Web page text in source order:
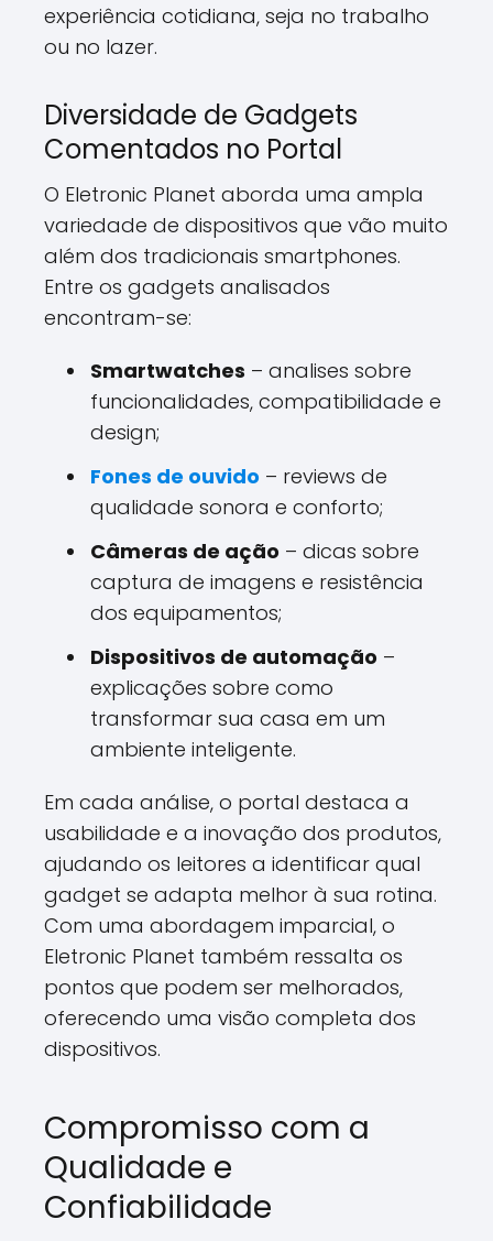
experiência cotidiana, seja no trabalho
ou no lazer.
Diversidade de Gadgets
Comentados no Portal
O Eletronic Planet aborda uma ampla
variedade de dispositivos que vão muito
além dos tradicionais smartphones.
Entre os gadgets analisados
encontram-se:
Smartwatches – analises sobre
funcionalidades, compatibilidade e
design;
Fones de ouvido – reviews de
qualidade sonora e conforto;
Câmeras de ação – dicas sobre
captura de imagens e resistência
dos equipamentos;
Dispositivos de automação –
explicações sobre como
transformar sua casa em um
ambiente inteligente.
Em cada análise, o portal destaca a
usabilidade e a inovação dos produtos,
ajudando os leitores a identificar qual
gadget se adapta melhor à sua rotina.
Com uma abordagem imparcial, o
Eletronic Planet também ressalta os
pontos que podem ser melhorados,
oferecendo uma visão completa dos
dispositivos.
Compromisso com a
Qualidade e
Confiabilidade